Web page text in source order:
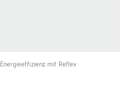
Energieeffizienz mit Reflex